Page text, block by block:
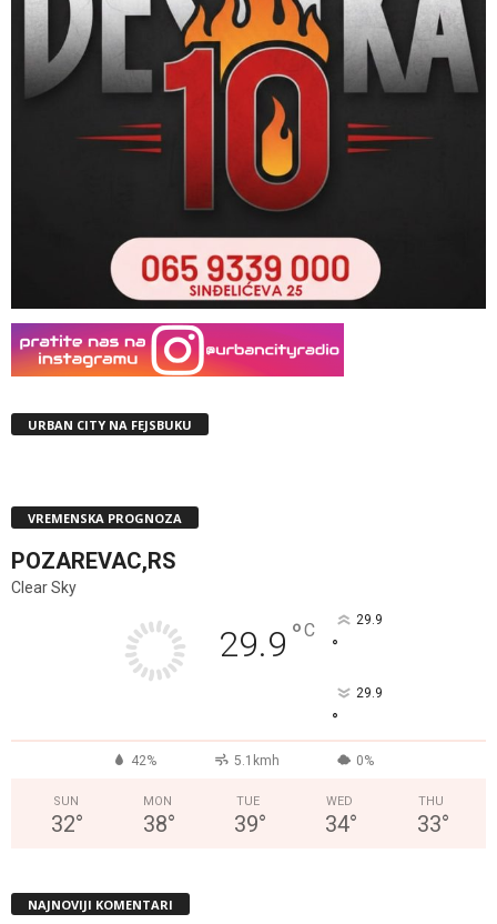
URBAN CITY NA FEJSBUKU
VREMENSKA PROGNOZA
POZAREVAC,RS
Clear Sky
29.9 °C 29.9
°
29.9
°
42% 5.1kmh 0%
SUN
32°
MON
38°
TUE
39°
WED
34°
THU
33°
NAJNOVIJI KOMENTARI